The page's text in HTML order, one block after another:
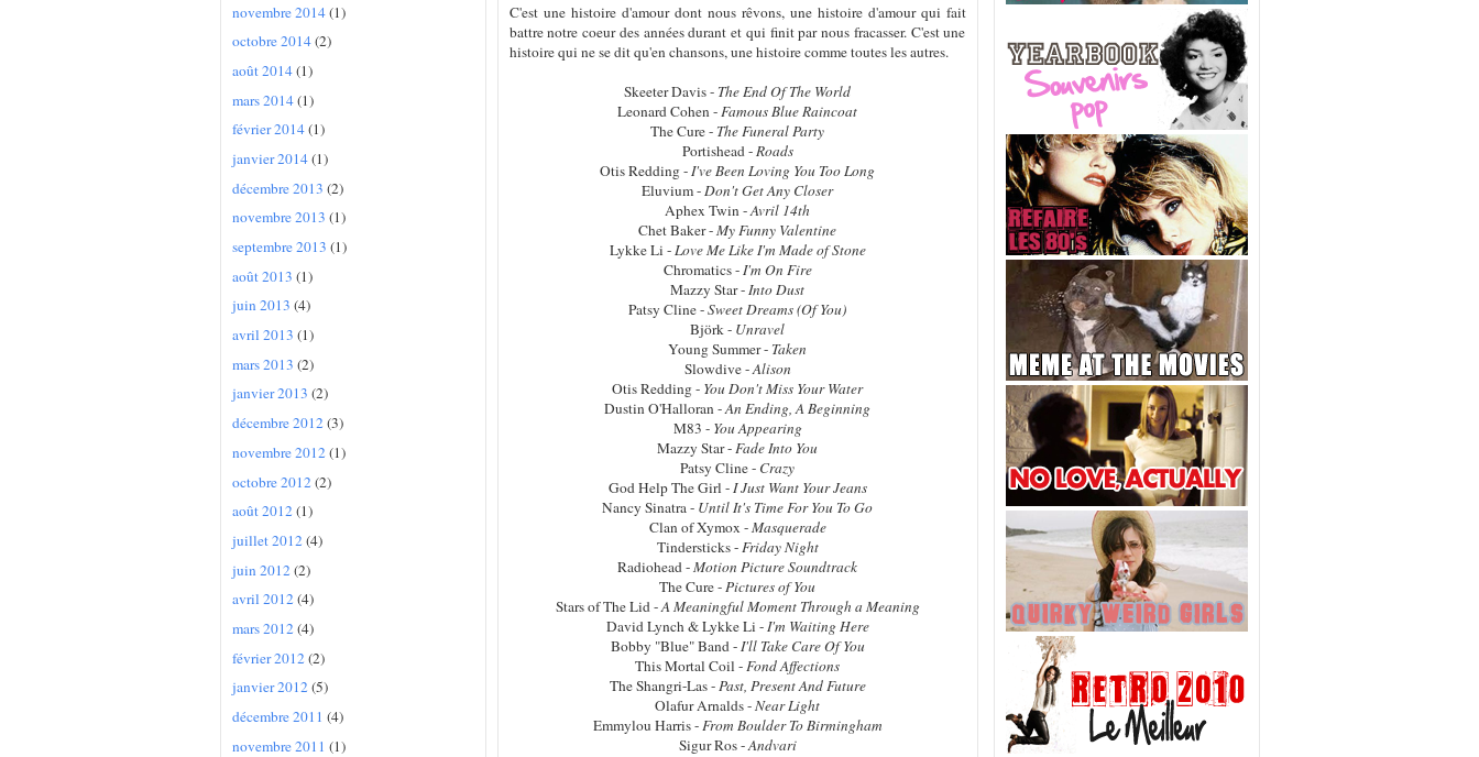
novembre 2014(1)
octobre 2014(2)
août 2014(1)
mars 2014(1)
février 2014(1)
janvier 2014(1)
décembre 2013 (2)
novembre 2013 (1)
septembre 2013 (1)
août 2013 (1)
juin 2013 (4)
avril 2013 (1)
mars 2013 (2)
janvier 2013 (2)
décembre 2012(3)
novembre 2012(1)
octobre 2012(2)
août 2012(1)
juillet 2012(4)
juin 2012(2)
avril 2012(4)
mars 2012(4)
février 2012(2)
janvier 2012(5)
décembre 2011 (4)
novembre 2011 (1)
C'est une histoire d'amour dont nous rêvons, une histoire d'amour qui fait
battre notre coeur des années durant et qui finit par nous fracasser. C'est une
histoire qui ne se dit qu'en chansons, une histoire comme toutes les autres.
Skeeter Davis - The End Of The World
Leonard Cohen -Famous Blue Raincoat
The Cure - The Funeral Party
Portishead -Roads
Otis Redding -I've Been Loving You Too Long
Eluvium -Don't Get Any Closer
Aphex Twin -Avril 14th
Chet Baker -My Funny Valentine
Lykke Li -Love Me Like I'm Made of Stone
Chromatics -I'm On Fire
Mazzy Star -Into Dust
Patsy Cline -Sweet Dreams (Of You)
Björk - Unravel
Young Summer - Taken
Slowdive -Alison
Otis Redding - You Don't Miss Your Water
Dustin O'Halloran -An Ending, A Beginning
M83 - You Appearing
Mazzy Star -Fade Into You
Patsy Cline - Crazy
God Help The Girl -I Just Want Your Jeans
Nancy Sinatra - Until It's Time For You To Go
Clan of Xymox -Masquerade
Tindersticks -Friday Night
Radiohead -Motion Picture Soundtrack
The Cure -Pictures of You
Stars of The Lid -A Meaningful Moment Through a Meaning
David Lynch & Lykke Li -I'm Waiting Here
Bobby "Blue" Band -I'll Take Care Of You
This Mortal Coil -Fond Affections
The Shangri-Las -Past, Present And Future
Olafur Arnalds -Near Light
Emmylou Harris -From Boulder To Birmingham
Sigur Ros -Andvari